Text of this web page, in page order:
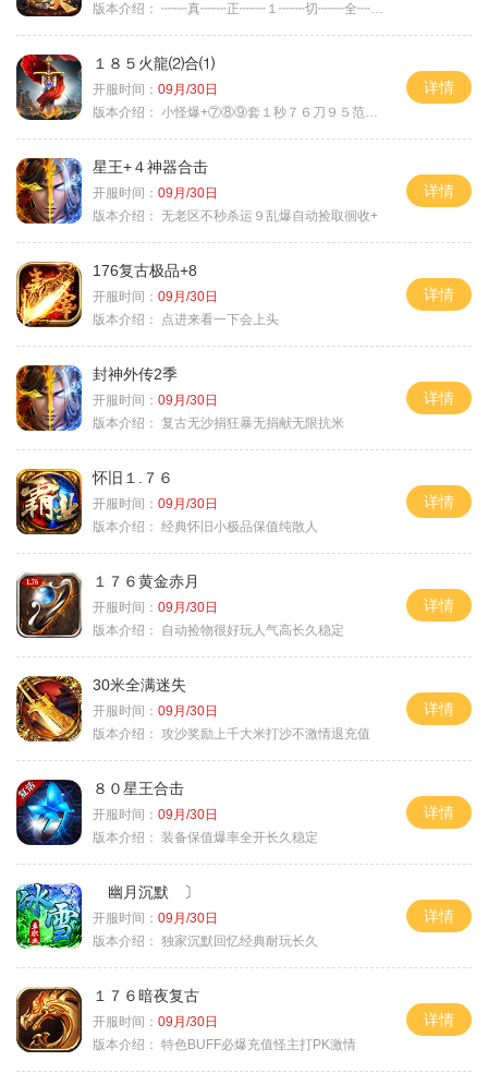
版本介绍： ┉┉真┉┉正┉┉１┉┉切┉┉全┉┉爆┉┉
１８５火龍⑵合⑴
开服时间： 09月/30日
版本介绍： 小怪爆+⑦⑧⑨套１秒７６刀９５范围捡
详情
星王+４神器合击
开服时间： 09月/30日
版本介绍： 无老区不秒杀运９乱爆自动捡取徊收+
详情
176复古极品+8
开服时间： 09月/30日
版本介绍：
点进来看一下会上头
详情
封神外传2季
开服时间： 09月/30日
版本介绍： 复古无沙捐狂暴无捐献无限抗米
详情
怀旧１.７６
开服时间： 09月/30日
版本介绍： 经典怀旧小极品保值纯散人
详情
１７６黄金赤月
开服时间： 09月/30日
版本介绍：
自动捡物很好玩人气高长久稳定
详情
30米全满迷失
开服时间： 09月/30日
版本介绍： 攻沙奖励上千大米打沙不激情退充值
详情
８０星王合击
开服时间： 09月/30日
版本介绍： 装备保值爆率全开长久稳定
详情
幽月沉默 〕
开服时间： 09月/30日
版本介绍： 独家沉默回忆经典耐玩长久
详情
１７６暗夜复古
开服时间： 09月/30日
版本介绍： 特色BUFF必爆充值怪主打PK激情
详情